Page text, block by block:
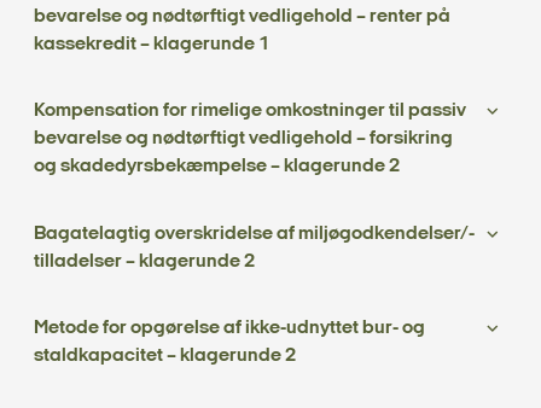
bevarelse og nødtørftigt vedligehold – renter på
kassekredit – klagerunde 1
Kompensation for rimelige omkostninger til passiv
bevarelse og nødtørftigt vedligehold – forsikring
og skadedyrsbekæmpelse – klagerunde 2
Bagatelagtig overskridelse af miljøgodkendelser/-
tilladelser – klagerunde 2
Metode for opgørelse af ikke-udnyttet bur- og
staldkapacitet – klagerunde 2